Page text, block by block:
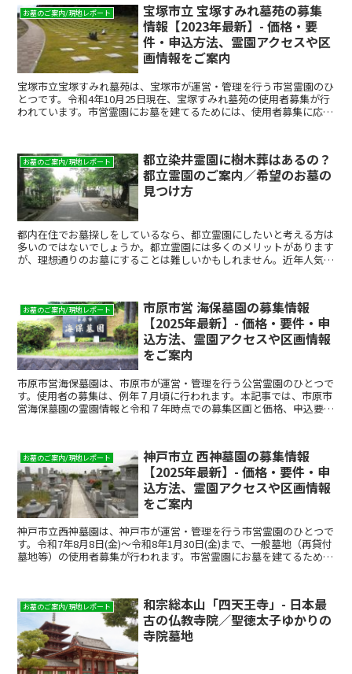
お墓のご案内/現地レポート
宝塚市立 宝塚すみれ墓苑の募集
情報【2023年最新】- 価格・要
件・申込方法、霊園アクセスや区
画情報をご案内
宝塚市立宝塚すみれ墓苑は、宝塚市が運営・管理を行う市営霊園のひ
とつです。令和4年10月25日現在、宝塚すみれ墓苑の使用者募集が行
われています。市営霊園にお墓を建てるためには、使用者募集に応募
お墓のご案内/現地レポート
都立染井霊園に樹木葬はあるの？
都立霊園のご案内／希望のお墓の
見つけ方
都内在住でお墓探しをしているなら、都立霊園にしたいと考える方は
多いのではないでしょうか。都立霊園には多くのメリットがあります
が、理想通りのお墓にすることは難しいかもしれません。近年人気の
お墓のご案内/現地レポート
市原市営 海保墓園の募集情報
【2025年最新】- 価格・要件・申
込方法、霊園アクセスや区画情報
をご案内
市原市営海保墓園は、市原市が運営・管理を行う公営霊園のひとつで
す。使用者の募集は、例年７月頃に行われます。本記事では、市原市
営海保墓園の霊園情報と令和７年時点での募集区画と価格、申込要
お墓のご案内/現地レポート
神戸市立 西神墓園の募集情報
【2025年最新】- 価格・要件・申
込方法、霊園アクセスや区画情報
をご案内
神戸市立西神墓園は、神戸市が運営・管理を行う市営霊園のひとつで
す。令和7年8月8日(金)～令和8年1月30日(金)まで、一般墓地（再貸付
墓地等）の使用者募集が行われます。市営霊園にお墓を建てるために
お墓のご案内/現地レポート
和宗総本山「四天王寺」- 日本最
古の仏教寺院／聖徳太子ゆかりの
寺院墓地